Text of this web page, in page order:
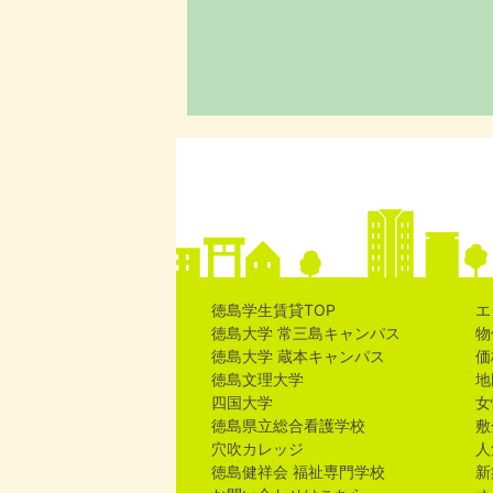
徳島学生賃貸TOP
徳島大学 常三島キャンパス
徳島大学 蔵本キャンパス
徳島文理大学
四国大学
徳島県立総合看護学校
穴吹カレッジ
徳島健祥会 福祉専門学校